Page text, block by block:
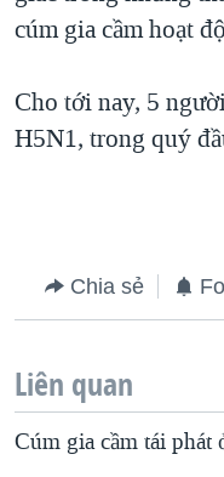
GIÁO DỤC
CÁC GIÁ TRỊ CỘNG
TRỊNH VĨNH BÌNH
cúm gia cầm hoạt
Cho tới nay, 5
H5N1, trong quý
Chia sẻ
Liên quan
Cúm gia cầm tái phát